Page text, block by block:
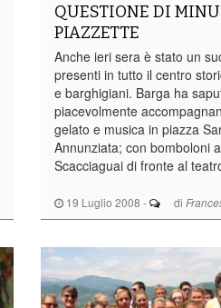
19 Luglio 2008 - di
QUESTIONE DI
PIAZZETTE
Anche ieri sera è stato un
presenti in tutto il centro
e barghigiani. Barga ha
piacevolmente
gelato e musica in piazza
Annunziata; con bomboloni
Scacciaguai di fronte al